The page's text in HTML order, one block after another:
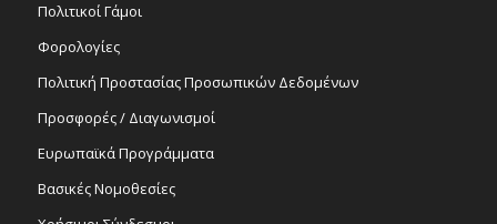
Πολιτικοί Γάμοι
Φορολογίες
Πολιτική Προστασίας Προσωπικών Δεδομένων
Προσφορές / Διαγωνισμοί
Ευρωπαϊκά Προγράμματα
Βασικές Νομοθεσίες